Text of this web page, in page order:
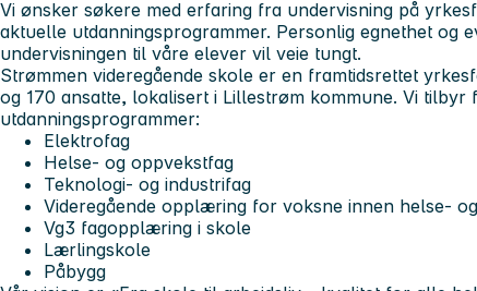
Vi ønsker søkere med erfaring fra undervisning på
aktuelle utdanningsprogrammer. Personlig egnethet og
undervisningen til våre elever vil veie tungt.
Strømmen videregående skole er en framtidsrettet
og 170 ansatte, lokalisert i Lillestrøm kommune. Vi tilbyr
utdanningsprogrammer:
Elektrofag
Helse- og oppvekstfag
Teknologi- og industrifag
Videregående opplæring for voksne innen helse-
Vg3 fagopplæring i skole
Lærlingskole
Påbygg